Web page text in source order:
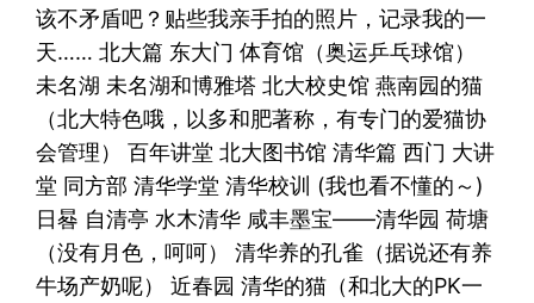
该不矛盾吧？贴些我亲手拍的照片，记录我的一
天…… 北大篇 东大门 体育馆（奥运乒乓球馆）
未名湖 未名湖和博雅塔 北大校史馆 燕南园的猫
（北大特色哦，以多和肥著称，有专门的爱猫协
会管理） 百年讲堂 北大图书馆 清华篇 西门 大讲
堂 同方部 清华学堂 清华校训 (我也看不懂的～)
日晷 自清亭 水木清华 咸丰墨宝——清华园 荷塘
（没有月色，呵呵） 清华养的孔雀（据说还有养
牛场产奶呢） 近春园 清华的猫（和北大的PK一